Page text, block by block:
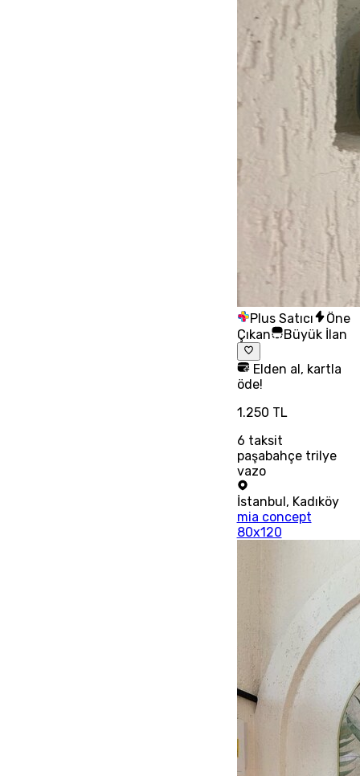
Plus Satıcı
Öne
Çıkan
Büyük İlan
Elden al, kartla
öde!
1.250 TL
6 taksit
paşabahçe trilye
vazo
İstanbul, Kadıköy
mia concept
80x120